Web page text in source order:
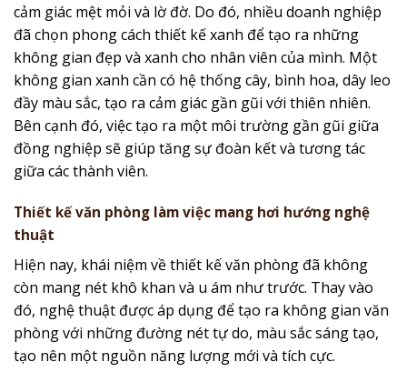
cảm giác mệt mỏi và lờ đờ. Do đó, nhiều doanh nghiệp
đã chọn phong cách thiết kế xanh để tạo ra những
không gian đẹp và xanh cho nhân viên của mình. Một
không gian xanh cần có hệ thống cây, bình hoa, dây leo
đầy màu sắc, tạo ra cảm giác gần gũi với thiên nhiên.
Bên cạnh đó, việc tạo ra một môi trường gần gũi giữa
đồng nghiệp sẽ giúp tăng sự đoàn kết và tương tác
giữa các thành viên.
Thiết kế văn phòng làm việc mang hơi hướng nghệ
thuật
Hiện nay, khái niệm về thiết kế văn phòng đã không
còn mang nét khô khan và u ám như trước. Thay vào
đó, nghệ thuật được áp dụng để tạo ra không gian văn
phòng với những đường nét tự do, màu sắc sáng tạo,
tạo nên một nguồn năng lượng mới và tích cực.